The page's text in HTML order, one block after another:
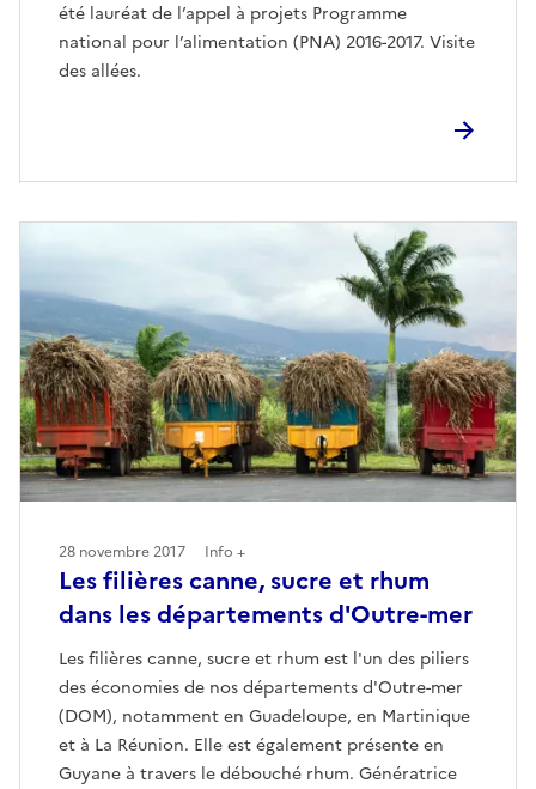
été lauréat de l’appel à projets Programme
national pour l’alimentation (PNA) 2016-2017. Visite
des allées.
Les filières canne, sucre et rhum
dans les départements d'Outre-mer
Les filières canne, sucre et rhum est l'un des piliers
des économies de nos départements d'Outre-mer
(DOM), notamment en Guadeloupe, en Martinique
et à La Réunion. Elle est également présente en
Guyane à travers le débouché rhum. Génératrice
28 novembre 2017 Info +